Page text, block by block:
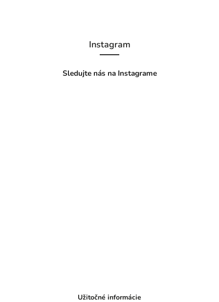
Instagram
Sledujte nás na Instagrame
Užitočné informácie